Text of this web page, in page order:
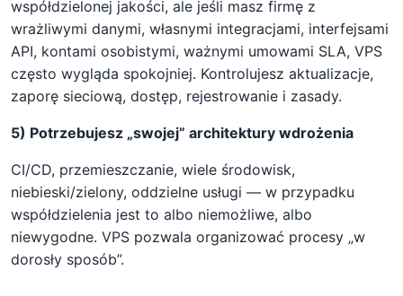
współdzielonej jakości, ale jeśli masz firmę z
wrażliwymi danymi, własnymi integracjami, interfejsami
API, kontami osobistymi, ważnymi umowami SLA, VPS
często wygląda spokojniej. Kontrolujesz aktualizacje,
zaporę sieciową, dostęp, rejestrowanie i zasady.
5) Potrzebujesz „swojej” architektury wdrożenia
CI/CD, przemieszczanie, wiele środowisk,
niebieski/zielony, oddzielne usługi — w przypadku
współdzielenia jest to albo niemożliwe, albo
niewygodne. VPS pozwala organizować procesy „w
dorosły sposób”.